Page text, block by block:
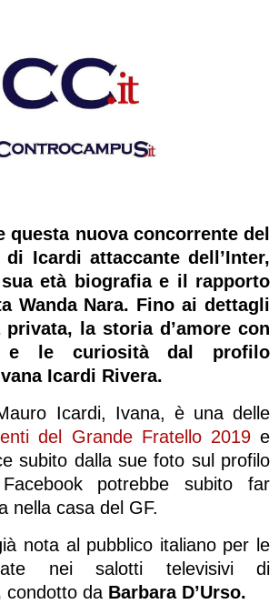
questa nuova concorrente del
di Icardi attaccante dell’Inter,
età biografia e il rapporto
Wanda Nara. Fino ai dettagli
la storia d’amore con
e le curiosità dal profilo
Icardi Rivera.
Icardi, Ivana, è una delle
del Grande Fratello 2019e
subito dalla sue foto sul profilo
potrebbe subito far
nella casa del GF.
nota al pubblico italiano per le
nei salotti televisivi di
condotto da Barbara D’Urso.